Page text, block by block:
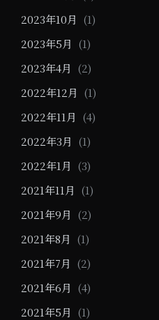
2023年10月 (1)
2023年5月 (1)
2023年4月 (2)
2022年12月 (1)
2022年11月 (4)
2022年3月 (1)
2022年1月 (3)
2021年11月 (1)
2021年9月 (2)
2021年8月 (1)
2021年7月 (2)
2021年6月 (4)
2021年5月 (1)